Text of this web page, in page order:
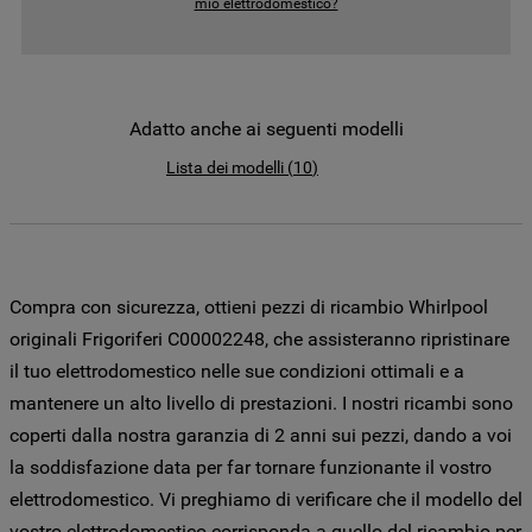
mio elettrodomestico?
Adatto anche ai seguenti modelli
Lista dei modelli (10)
Compra con sicurezza, ottieni pezzi di ricambio Whirlpool
originali Frigoriferi C00002248, che assisteranno ripristinare
il tuo elettrodomestico nelle sue condizioni ottimali e a
mantenere un alto livello di prestazioni. I nostri ricambi sono
coperti dalla nostra garanzia di 2 anni sui pezzi, dando a voi
la soddisfazione data per far tornare funzionante il vostro
elettrodomestico. Vi preghiamo di verificare che il modello del
come la Società utilizza i cookie o per
Per maggiori informazioni su come la
raccolti tramite i cookie consulta
consentono l’utilizzo di cookie diversi dai
cookie tecnici. Cliccando sul pulsante
"ACCETTO TUTTI I COOKIES", acconsenti
all'utilizzo di tutti i nostri cookie e alla
condivisione dei tuoi dati con terze parti
per tali finalità. Accedendo alla sezione
“VOGLIO DEFINIRE LE MIE PREFERENZE